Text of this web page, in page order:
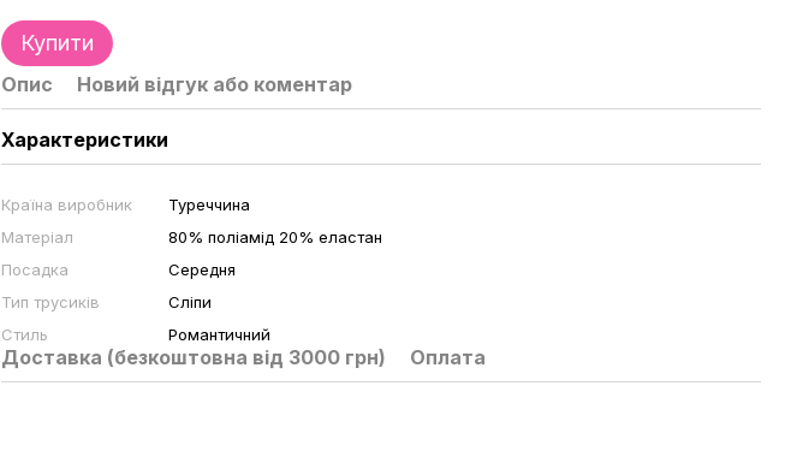
Купити
Опис Новий відгук або коментар
Характеристики
Країна виробник
Туреччина
Матеріал
80% поліамід 20% еластан
Посадка
Середня
Тип трусиків
Сліпи
Стиль
Романтичний
Доставка (безкоштовна від 3000 грн) Оплата